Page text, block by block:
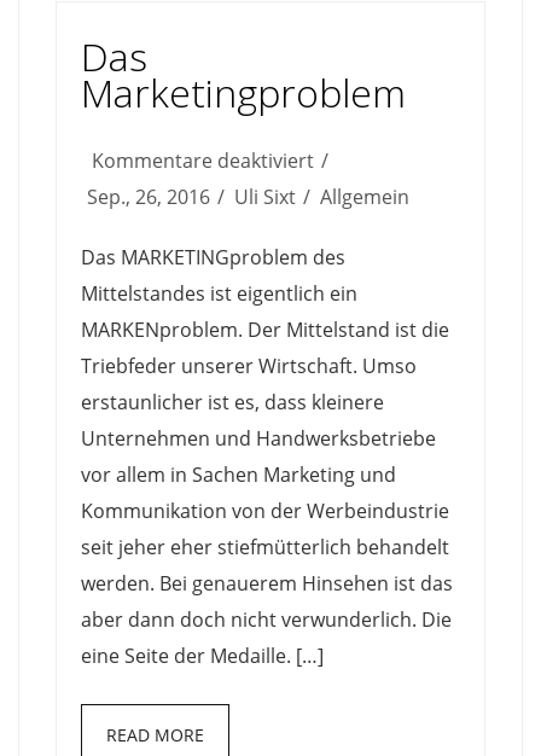
Das
Marketingproblem
Kommentare deaktiviertfür
Das
Sep., 26, 2016 Uli Sixt Allgemein
Das MARKETINGproblem des
Mittelstandes ist eigentlich ein
MARKENproblem. Der Mittelstand ist die
Triebfeder unserer Wirtschaft. Umso
erstaunlicher ist es, dass kleinere
Unternehmen und Handwerksbetriebe
vor allem in Sachen Marketing und
Kommunikation von der Werbeindustrie
seit jeher eher stiefmütterlich behandelt
werden. Bei genauerem Hinsehen ist das
aber dann doch nicht verwunderlich. Die
eine Seite der Medaille. […]
READ MORE